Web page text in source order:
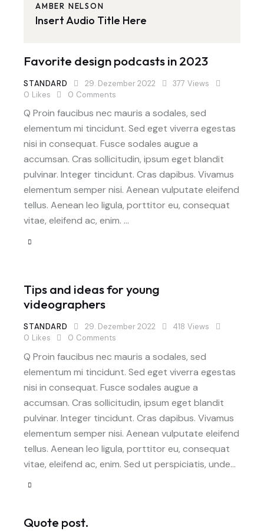
AMBER NELSON
Insert Audio Title Here
Favorite design podcasts in 2023
STANDARD 29. Dezember 2022 377 Views
0 Likes 0 Comments
Q Proin faucibus nec mauris a sodales, sed
elementum mi tincidunt. Sed eget viverra egestas
nisi in consequat. Fusce sodales augue a
accumsan. Cras sollicitudin, ipsum eget blandit
pulvinar. Integer tincidunt. Cras dapibus. Vivamus
elementum semper nisi. Aenean vulputate eleifend
tellus. Aenean leo ligula, porttitor eu, consequat
vitae, eleifend ac, enim. …
Tips and ideas for young
videographers
STANDARD 29. Dezember 2022 418 Views
0 Likes 0 Comments
Q Proin faucibus nec mauris a sodales, sed
elementum mi tincidunt. Sed eget viverra egestas
nisi in consequat. Fusce sodales augue a
accumsan. Cras sollicitudin, ipsum eget blandit
pulvinar. Integer tincidunt. Cras dapibus. Vivamus
elementum semper nisi. Aenean vulputate eleifend
tellus. Aenean leo ligula, porttitor eu, consequat
vitae, eleifend ac, enim. Sed ut perspiciatis, unde…
Quote post.